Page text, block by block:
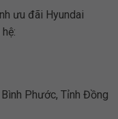
ưu đãi Hyundai
Phước, Tỉnh Đồng